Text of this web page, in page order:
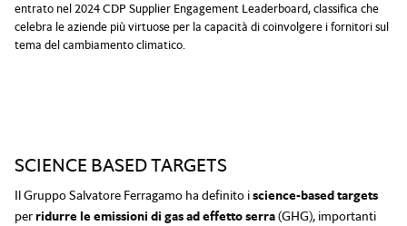
entrato nel 2024 CDP Supplier Engagement Leaderboard, classifica che
celebra le aziende più virtuose per la capacità di coinvolgere i fornitori sul
tema del cambiamento climatico.
SCIENCE BASED TARGETS
Il Gruppo Salvatore Ferragamo ha definito iscience-based targets
perridurre le emissioni di gas ad effetto serra(GHG), importanti